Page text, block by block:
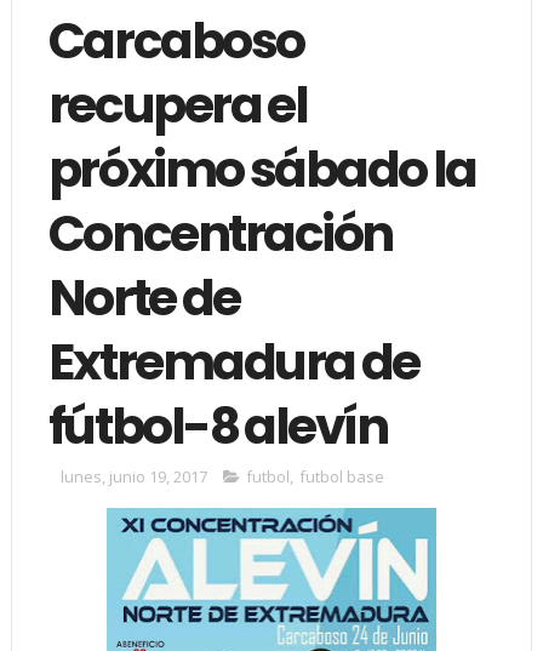
Carcaboso
recupera el
próximo sábado la
Concentración
Norte de
Extremadura de
fútbol-8 alevín
lunes, junio 19, 2017 futbol, futbol base